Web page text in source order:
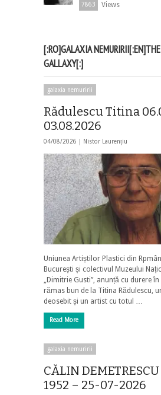
7863 Views
[:RO]GALAXIA
GALLAXY[:]
galaxia nemuririi
Rădulescu Titina
03.08.2026
04/08/2026 | Nistor Laurențiu
Uniunea Artiștilor Plastici din
București și colectivul Muzeului
„Dimitrie Gusti”, anunță cu durere
rămas bun de la Titina Rădulescu,
deosebit și un artist cu totul …
Read More
galaxia nemuririi
CĂLIN
1952 – 25-07-2026